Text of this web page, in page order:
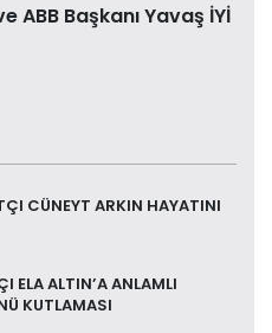
ABB Başkanı Yavaş İYİ
CÜNEYT ARKIN HAYATINI
ELA ALTIN’A ANLAMLI
KUTLAMASI